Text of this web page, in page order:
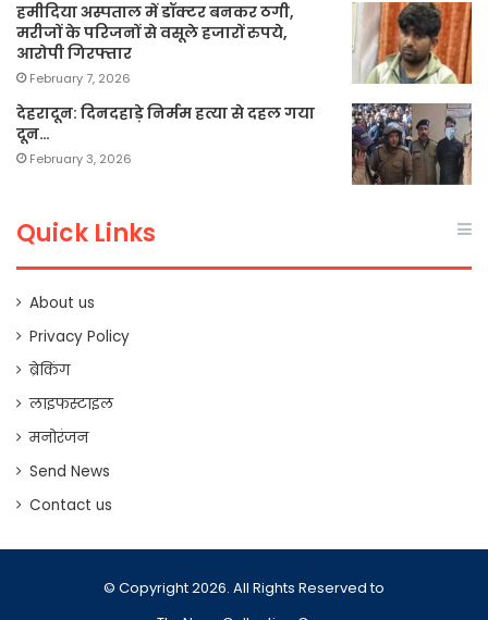
हमीदिया अस्पताल में डॉक्टर बनकर ठगी,
मरीजों के परिजनों से वसूले हजारों रुपये,
आरोपी गिरफ्तार
February 7, 2026
देहरादून: दिनदहाड़े निर्मम हत्या से दहल गया
दून…
February 3, 2026
Quick Links
About us
Privacy Policy
ब्रेकिंग
लाइफस्टाइल
मनोरंजन
Send News
Contact us
© Copyright 2026. All Rights Reserved to